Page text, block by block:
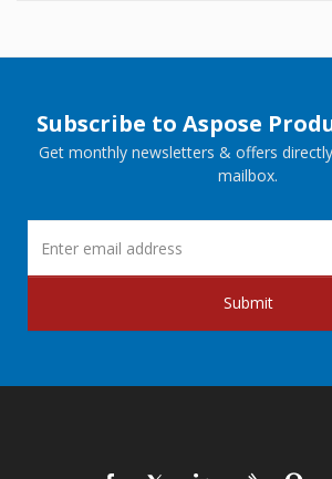
Subscribe to Aspose
Get monthly newsletters & offers
mailbox.
Submit